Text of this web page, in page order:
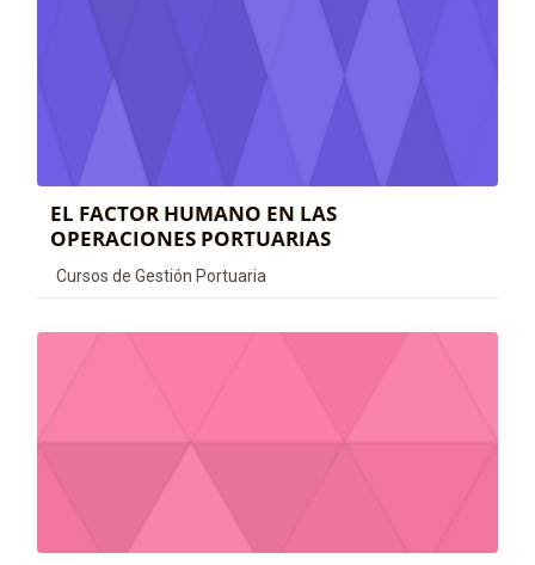
EL FACTOR HUMANO EN LAS
OPERACIONES PORTUARIAS
Categoría de cursos
Cursos de Gestión Portuaria